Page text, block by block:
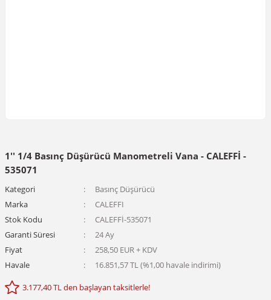
1'' 1/4 Basınç Düşürücü Manometreli Vana - CALEFFİ -
535071
Kategori
Basınç Düşürücü
Marka
CALEFFI
Stok Kodu
CALEFFİ-535071
Garanti Süresi
24 Ay
Fiyat
258,50 EUR + KDV
Havale
16.851,57 TL (%1,00 havale indirimi)
3.177,40 TL den başlayan taksitlerle!